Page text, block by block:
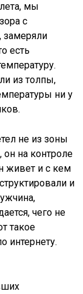
мы
с
есть
из толпы,
ни у
не из зоны
он на контроле
живет и с кем
и
чего не
такое
интернету.